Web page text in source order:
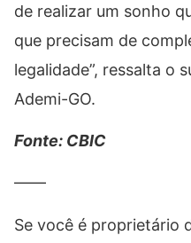
de realizar um sonho
que precisam de
legalidade”, ressalta o
Ademi-GO.
Fonte: CBIC
——
Se você é proprietário